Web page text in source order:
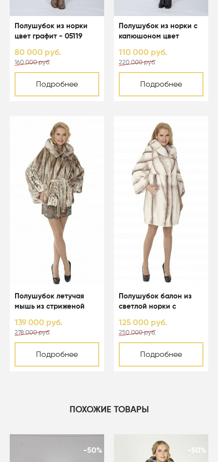
Полушубок из норки
цвет графит - 05119
80 000 руб.
160 000 руб.
Подробнее
Полушубок из норки с
капюшоном цвет
110 000 руб.
220 000 руб.
Подробнее
Полушубок летучая
мышь из стриженой
капюшоном - 01164
139 000 руб.
278 000 руб.
Подробнее
Полушубок балон из
светлой норки с
125 000 руб.
250 000 руб.
Подробнее
ПОХОЖИЕ ТОВАРЫ
-50% -50%